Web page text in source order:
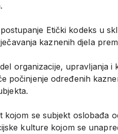
Etički kodeks u
kaznenih djela
organizacije, upravljanja i
počinjenje određenih
se subjekt oslobađa
kulture kojom se